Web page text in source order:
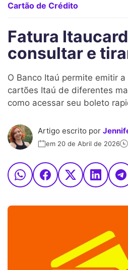
Cartão de Crédito
Fatura
consultar e
O Banco Itaú permite emitir
cartões Itaú de diferentes
como acessar seu boleto
Artigo escrito por
em 20 de Abril de 2026